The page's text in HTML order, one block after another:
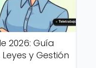
2026: Guía
y Gestión